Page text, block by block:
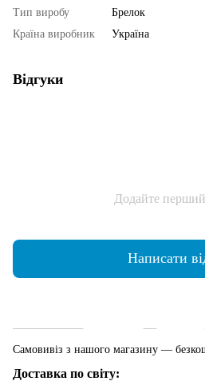
Тип виробу
Брелок
Країна виробник
Україна
Відгуки
Додайте перший
Написати
Самовивіз з нашого магазину —
Доставка по світу: